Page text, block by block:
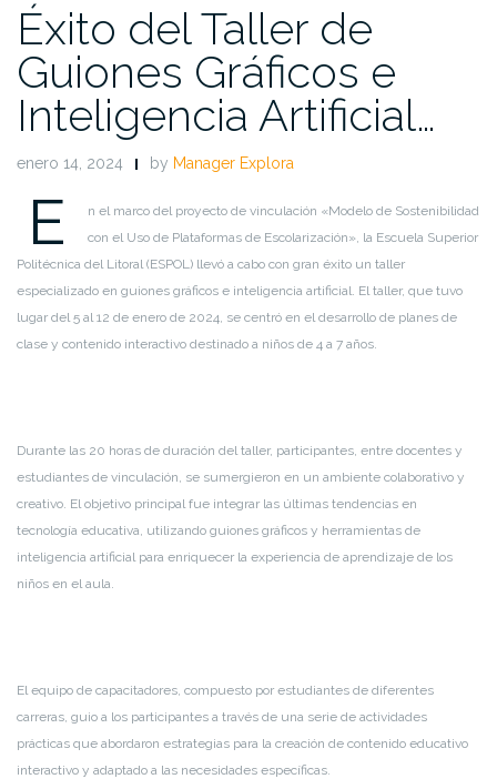
Éxito del Taller de
Guiones Gráficos e
Inteligencia Artificial…
enero 14, 2024 by Manager Explora
E
n el marco del proyecto de vinculación «Modelo de Sostenibilidad
con el Uso de Plataformas de Escolarización», la Escuela Superior
Politécnica del Litoral (ESPOL) llevó a cabo con gran éxito un taller
especializado en guiones gráficos e inteligencia artificial. El taller, que tuvo
lugar del 5 al 12 de enero de 2024, se centró en el desarrollo de planes de
clase y contenido interactivo destinado a niños de 4 a 7 años.
Durante las 20 horas de duración del taller, participantes, entre docentes y
estudiantes de vinculación, se sumergieron en un ambiente colaborativo y
creativo. El objetivo principal fue integrar las últimas tendencias en
tecnología educativa, utilizando guiones gráficos y herramientas de
inteligencia artificial para enriquecer la experiencia de aprendizaje de los
niños en el aula.
El equipo de capacitadores, compuesto por estudiantes de diferentes
carreras, guio a los participantes a través de una serie de actividades
prácticas que abordaron estrategias para la creación de contenido educativo
interactivo y adaptado a las necesidades específicas.